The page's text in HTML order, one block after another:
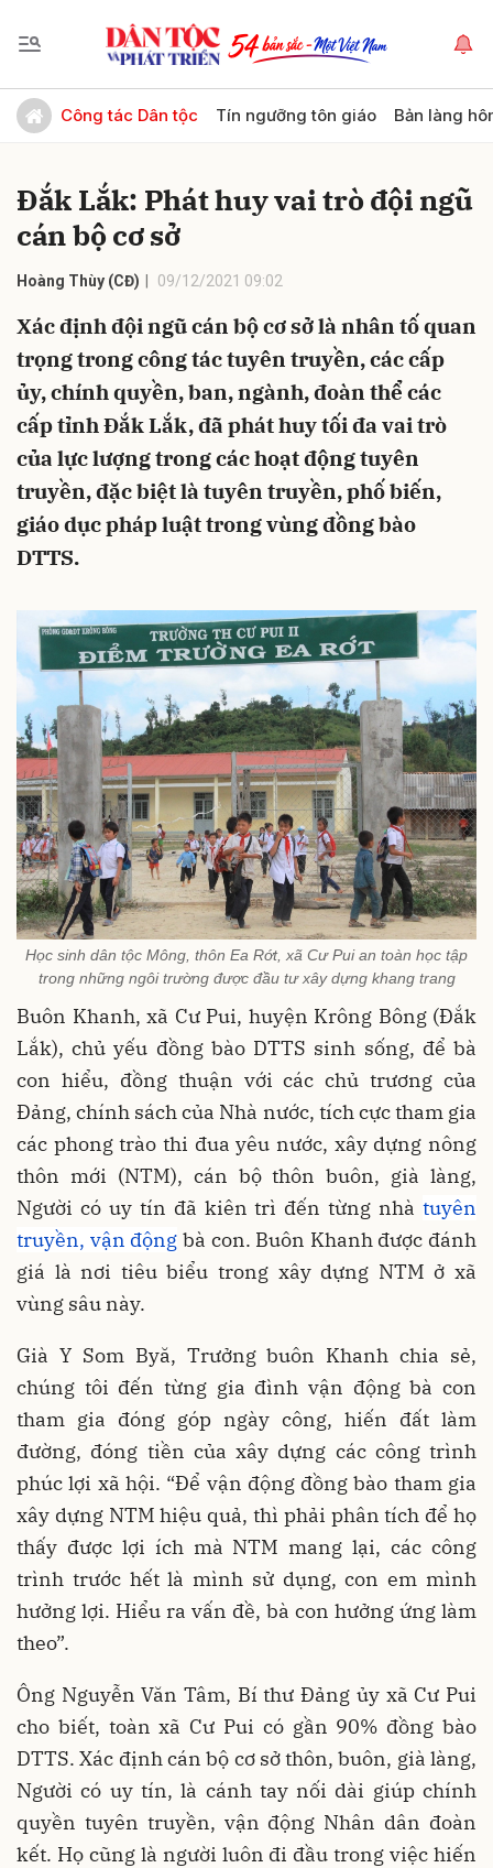
Công tác Dân tộc Tín ngưỡng tôn giáo Bản làng
Đắk Lắk: Phát huy vai trò đội ngũ
cán bộ cơ sở
Hoàng Thùy (CĐ) 09/12/2021 09:02
Xác định đội ngũ cán bộ cơ sở là nhân tố quan
trọng trong công tác tuyên truyền, các cấp
ủy, chính quyền, ban, ngành, đoàn thể các
cấp tỉnh Đắk Lắk, đã phát huy tối đa vai trò
của lực lượng trong các hoạt động tuyên
truyền, đặc biệt là tuyên truyền, phố biến,
giáo dục pháp luật trong vùng đồng bào
DTTS.
Học sinh dân tộc Mông, thôn Ea Rớt, xã Cư Pui an toàn học tập
trong những ngôi trường được đầu tư xây dựng khang trang
Buôn Khanh, xã Cư Pui, huyện Krông Bông (Đắk
Lắk), chủ yếu đồng bào DTTS sinh sống, để bà
con hiểu, đồng thuận với các chủ trương của
Đảng, chính sách của Nhà nước, tích cực tham gia
các phong trào thi đua yêu nước, xây dựng nông
thôn mới (NTM), cán bộ thôn buôn, già làng,
Người có uy tín đã kiên trì đến từng nhà tuyên
truyền, vận động bà con. Buôn Khanh được đánh
giá là nơi tiêu biểu trong xây dựng NTM ở xã
vùng sâu này.
Già Y Som Byă, Trưởng buôn Khanh chia sẻ,
chúng tôi đến từng gia đình vận động bà con
tham gia đóng góp ngày công, hiến đất làm
đường, đóng tiền của xây dựng các công trình
phúc lợi xã hội. “Để vận động đồng bào tham gia
xây dựng NTM hiệu quả, thì phải phân tích để họ
thấy được lợi ích mà NTM mang lại, các công
trình trước hết là mình sử dụng, con em mình
hưởng lợi. Hiểu ra vấn đề, bà con hưởng ứng làm
theo”.
Ông Nguyễn Văn Tâm, Bí thư Đảng ủy xã Cư Pui
cho biết, toàn xã Cư Pui có gần 90% đồng bào
DTTS. Xác định cán bộ cơ sở thôn, buôn, già làng,
Người có uy tín, là cánh tay nối dài giúp chính
quyền tuyên truyền, vận động Nhân dân đoàn
kết. Họ cũng là người luôn đi đầu trong việc hiến
Gửi bình luận
Hủy Gửi